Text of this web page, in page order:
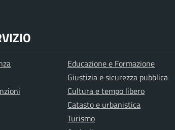
Educazione e Formazione
Giustizia e sicurezza pubblica
Cultura e tempo libero
Catasto e urbanistica
Turismo